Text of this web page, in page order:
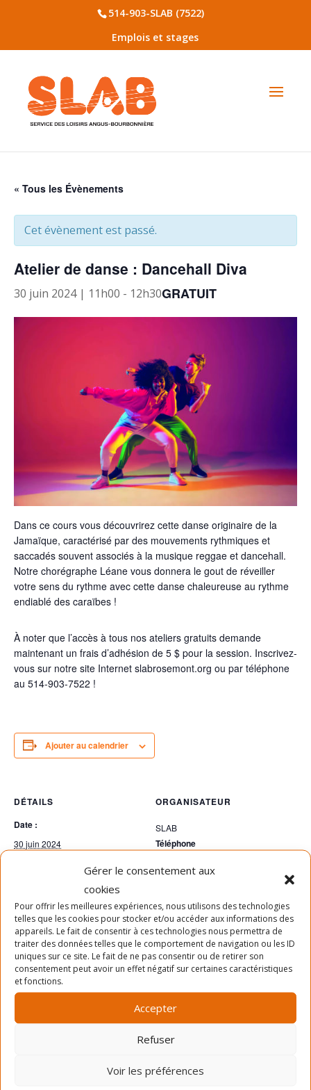
Gérer le consentement aux
cookies
Pour offrir les meilleures expériences, nous utilisons des technologies
telles que les cookies pour stocker et/ou accéder aux informations des
appareils. Le fait de consentir à ces technologies nous permettra de
traiter des données telles que le comportement de navigation ou les ID
uniques sur ce site. Le fait de ne pas consentir ou de retirer son
consentement peut avoir un effet négatif sur certaines caractéristiques
et fonctions.
Accepter
Refuser
Voir les préférences
514-903-SLAB (7522)
Emplois et stages
« Tous les Évènements
Cet évènement est passé.
Atelier de danse : Dancehall Diva
30 juin 2024 | 11h00 - 12h30GRATUIT
Dans ce cours vous découvrirez cette danse originaire de la
Jamaïque, caractérisé par des mouvements rythmiques et
saccadés souvent associés à la musique reggae et dancehall.
Notre chorégraphe Léane vous donnera le gout de réveiller
votre sens du rythme avec cette danse chaleureuse au rythme
endiablé des caraïbes !
À noter que l’accès à tous nos ateliers gratuits demande
maintenant un frais d’adhésion de 5 $ pour la session. Inscrivez-
vous sur notre site Internet slabrosemont.org ou par téléphone
au 514-903-7522 !
Ajouter au calendrier
DÉTAILS
Date :
30 juin 2024
Gratuit
ORGANISATEUR
SLAB
Téléphone
Cliquez pour accepter les cookies